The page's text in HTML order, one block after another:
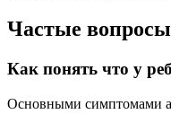
Частые вопросы
Как понять что у
Основными симптомами